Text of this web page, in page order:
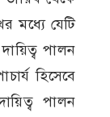
মধ্যে যেটি
পালন
হিসেবে
পালন